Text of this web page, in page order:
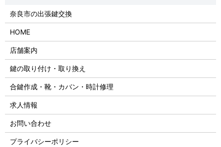
奈良市の出張鍵交換
HOME
店舗案内
鍵の取り付け・取り換え
合鍵作成・靴・カバン・時計修理
求人情報
お問い合わせ
プライバシーポリシー